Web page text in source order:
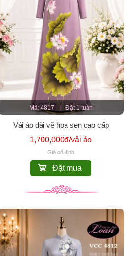
Mã: 4817 | Đặt 1 tuần
Vải áo dài vẽ hoa sen cao cấp
1,700,000đ/vải áo
Giá cố định
Đặt mua